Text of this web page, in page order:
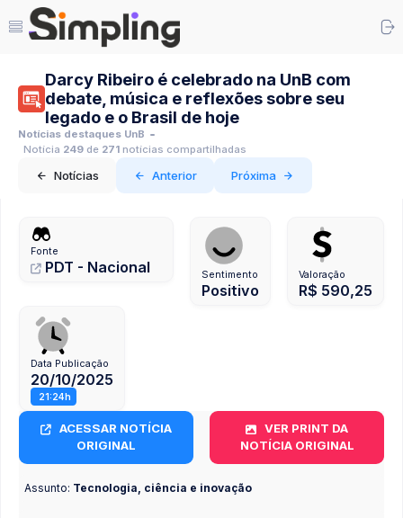
Darcy Ribeiro é celebrado na UnB com
debate, música e reflexões sobre seu
legado e o Brasil de hoje
Notícias destaques UnB
Notícia 249 de 271 notícias compartilhadas
Notícias Anterior Próxima
Fonte
PDT - Nacional Sentimento
Positivo
Valoração
R$ 590,25
Data Publicação
20/10/2025
21:24h
ACESSAR NOTÍCIA
ORIGINAL
VER PRINT DA
NOTÍCIA ORIGINAL
Assunto: Tecnologia, ciência e inovação